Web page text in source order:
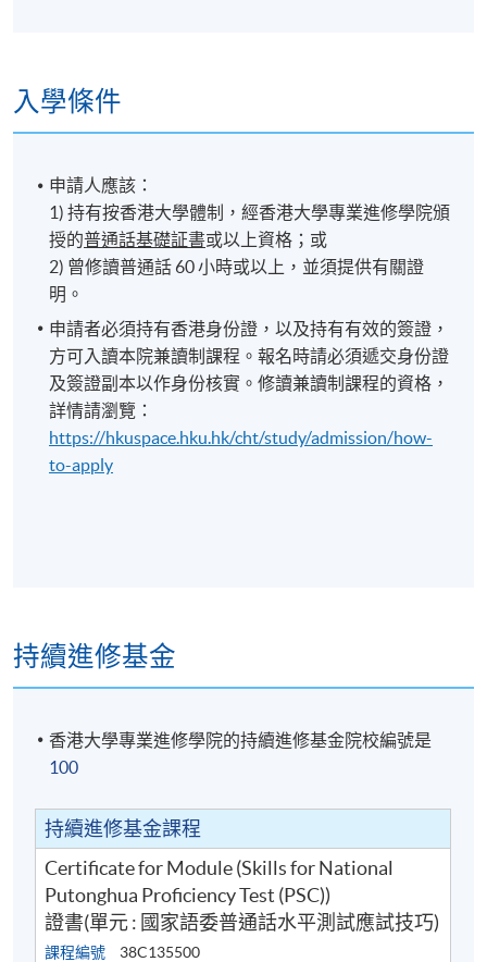
入學條件
申請人應該：
1) 持有按香港大學體制，經香港大學專業進修學院頒
授的普通話基礎証書或以上資格；或
2) 曾修讀普通話 60 小時或以上，並須提供有關證
明。
申請者必須持有香港身份證，以及持有有效的簽證，
方可入讀本院兼讀制課程。報名時請必須遞交身份證
及簽證副本以作身份核實。修讀兼讀制課程的資格，
詳情請瀏覽：
https://hkuspace.hku.hk/cht/study/admission/how-
to-apply
持續進修基金
香港大學專業進修學院的持續進修基金院校編號是
100
持續進修基金課程
Certificate for Module (Skills for National
Putonghua Proficiency Test (PSC))
證書(單元 : 國家語委普通話水平測試應試技巧)
課程編號
38C135500